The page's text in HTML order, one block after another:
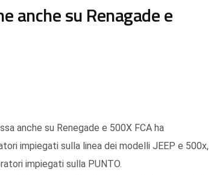
anche su Renagade e
anche su Renegade e 500X FCA ha
impiegati sulla linea dei modelli JEEP e 500x,
impiegati sulla PUNTO.